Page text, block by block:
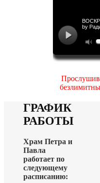
ГРАФИК
РАБОТЫ
Храм Петра и
Павла
работает по
следующему
расписанию: